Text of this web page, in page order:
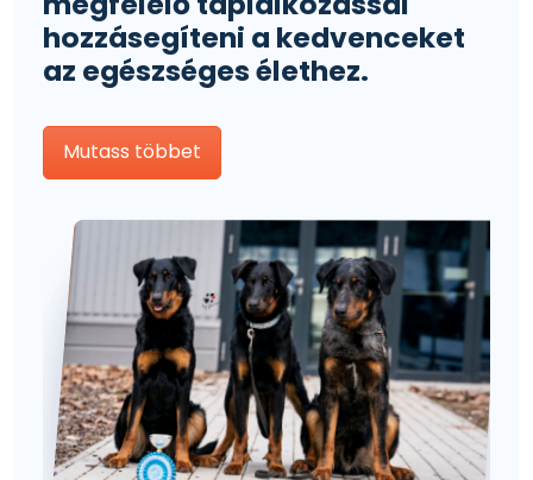
hozzásegíteni a kedvenceket
az egészséges élethez.
Mutass többet